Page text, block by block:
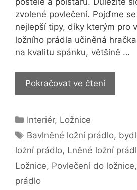
zvolené povlečení. Pojďme
nejlepší tipy, díky kterým pro
ložního prádla učiněná
na kvalitu spánku, většině …
Pokračovat ve čtení6
tipů,
do
ložnice
Rubriky
Interiér, Ložnice
Štítky
Bavlněné ložní prádlo,
ložní prádlo, Lněné ložní
Ložnice, Povlečení do ložnice,
prádlo